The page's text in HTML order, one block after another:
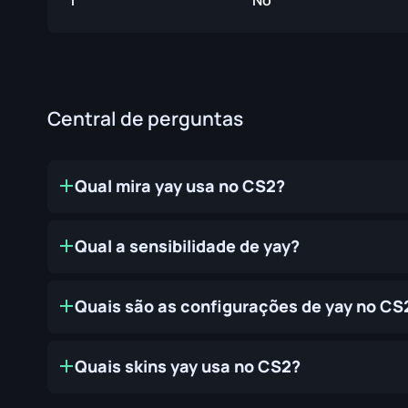
Central de perguntas
Qual mira yay usa no CS2?
Qual a sensibilidade de yay?
Quais são as configurações de yay no
Quais skins yay usa no CS2?